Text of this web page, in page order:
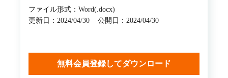
ファイル形式：Word(.docx)
更新日：2024/04/30
公開日：2024/04/30
無料会員登録してダウンロード